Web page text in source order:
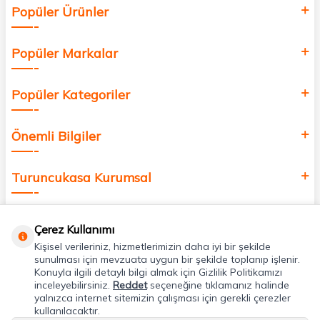
değer katmak için bize katılın!
Popüler Ürünler
Popüler Markalar
Popüler Kategoriler
Önemli Bilgiler
Turuncukasa Kurumsal
Uygulamalarımız
Adres & İletişim
Çerez Kullanımı
Kişisel verileriniz, hizmetlerimizin daha iyi bir şekilde
sunulması için mevzuata uygun bir şekilde toplanıp işlenir.
Konuyla ilgili detaylı bilgi almak için Gizlilik Politikamızı
inceleyebilirsiniz. Reddetseçeneğine tıklamanız halinde
yalnızca internet sitemizin çalışması için gerekli çerezler
kullanılacaktır.